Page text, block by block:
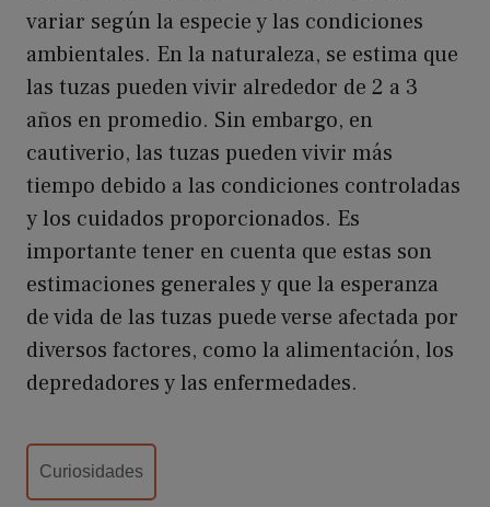
variar según la especie y las condiciones
ambientales. En la naturaleza, se estima que
las tuzas pueden vivir alrededor de 2 a 3
años en promedio. Sin embargo, en
cautiverio, las tuzas pueden vivir más
tiempo debido a las condiciones controladas
y los cuidados proporcionados. Es
importante tener en cuenta que estas son
estimaciones generales y que la esperanza
de vida de las tuzas puede verse afectada por
diversos factores, como la alimentación, los
depredadores y las enfermedades.
Categorías
Curiosidades